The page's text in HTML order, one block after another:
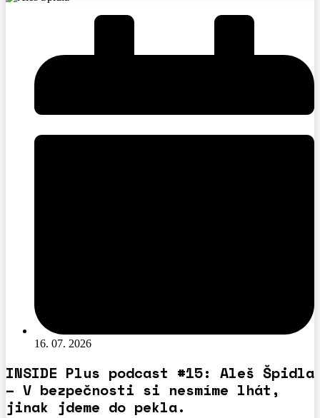
16. 07. 2026
INSIDE Plus podcast #15: Aleš Špidla
– V bezpečnosti si nesmíme lhát,
jinak jdeme do pekla.